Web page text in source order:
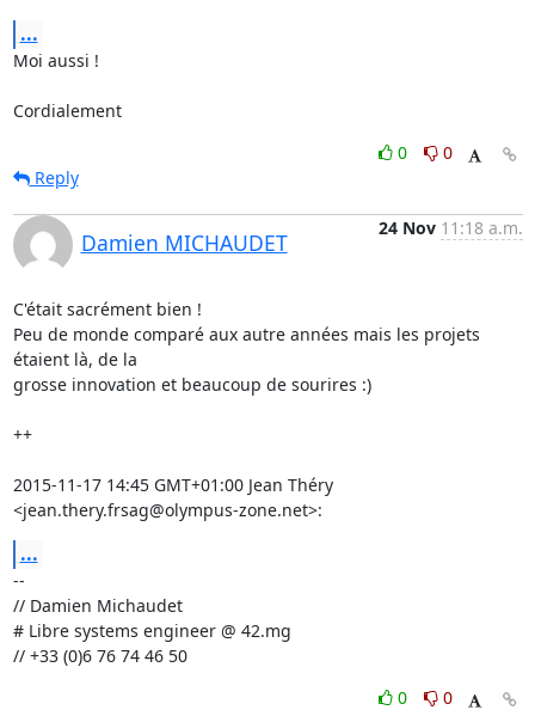
...
Moi aussi !
Cordialement
0
0
Reply
Damien MICHAUDET
24 Nov 11:18 a.m.
C'était sacrément bien !
Peu de monde comparé aux autre années mais les projets
étaient là, de la
grosse innovation et beaucoup de sourires :)
++
2015-11-17 14:45 GMT+01:00 Jean Théry
<jean.thery.frsag@olympus-zone.net>:
...
--
// Damien Michaudet
# Libre systems engineer @ 42.mg
// +33 (0)6 76 74 46 50
0
0